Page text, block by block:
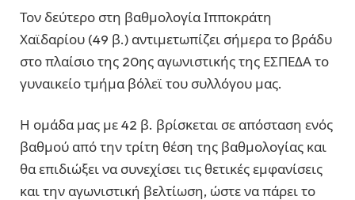
Τον δεύτερο στη βαθμολογία Ιπποκράτη
Χαϊδαρίου (49 β.) αντιμετωπίζει σήμερα το βράδυ
στο πλαίσιο της 20ης αγωνιστικής της ΕΣΠΕΔΑ το
γυναικείο τμήμα βόλεϊ του συλλόγου μας.
Η ομάδα μας με 42 β. βρίσκεται σε απόσταση ενός
βαθμού από την τρίτη θέση της βαθμολογίας και
θα επιδιώξει να συνεχίσει τις θετικές εμφανίσεις
και την αγωνιστική βελτίωση, ώστε να πάρει το